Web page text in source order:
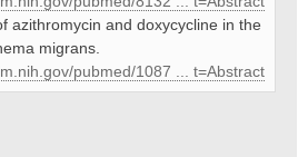
azithromycin and doxycycline in the
migrans.
pubmed/1087 ... t=Abstract